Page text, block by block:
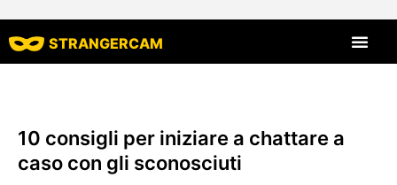
STRANGERCAM
10 consigli per iniziare a chattare a
caso con gli sconosciuti